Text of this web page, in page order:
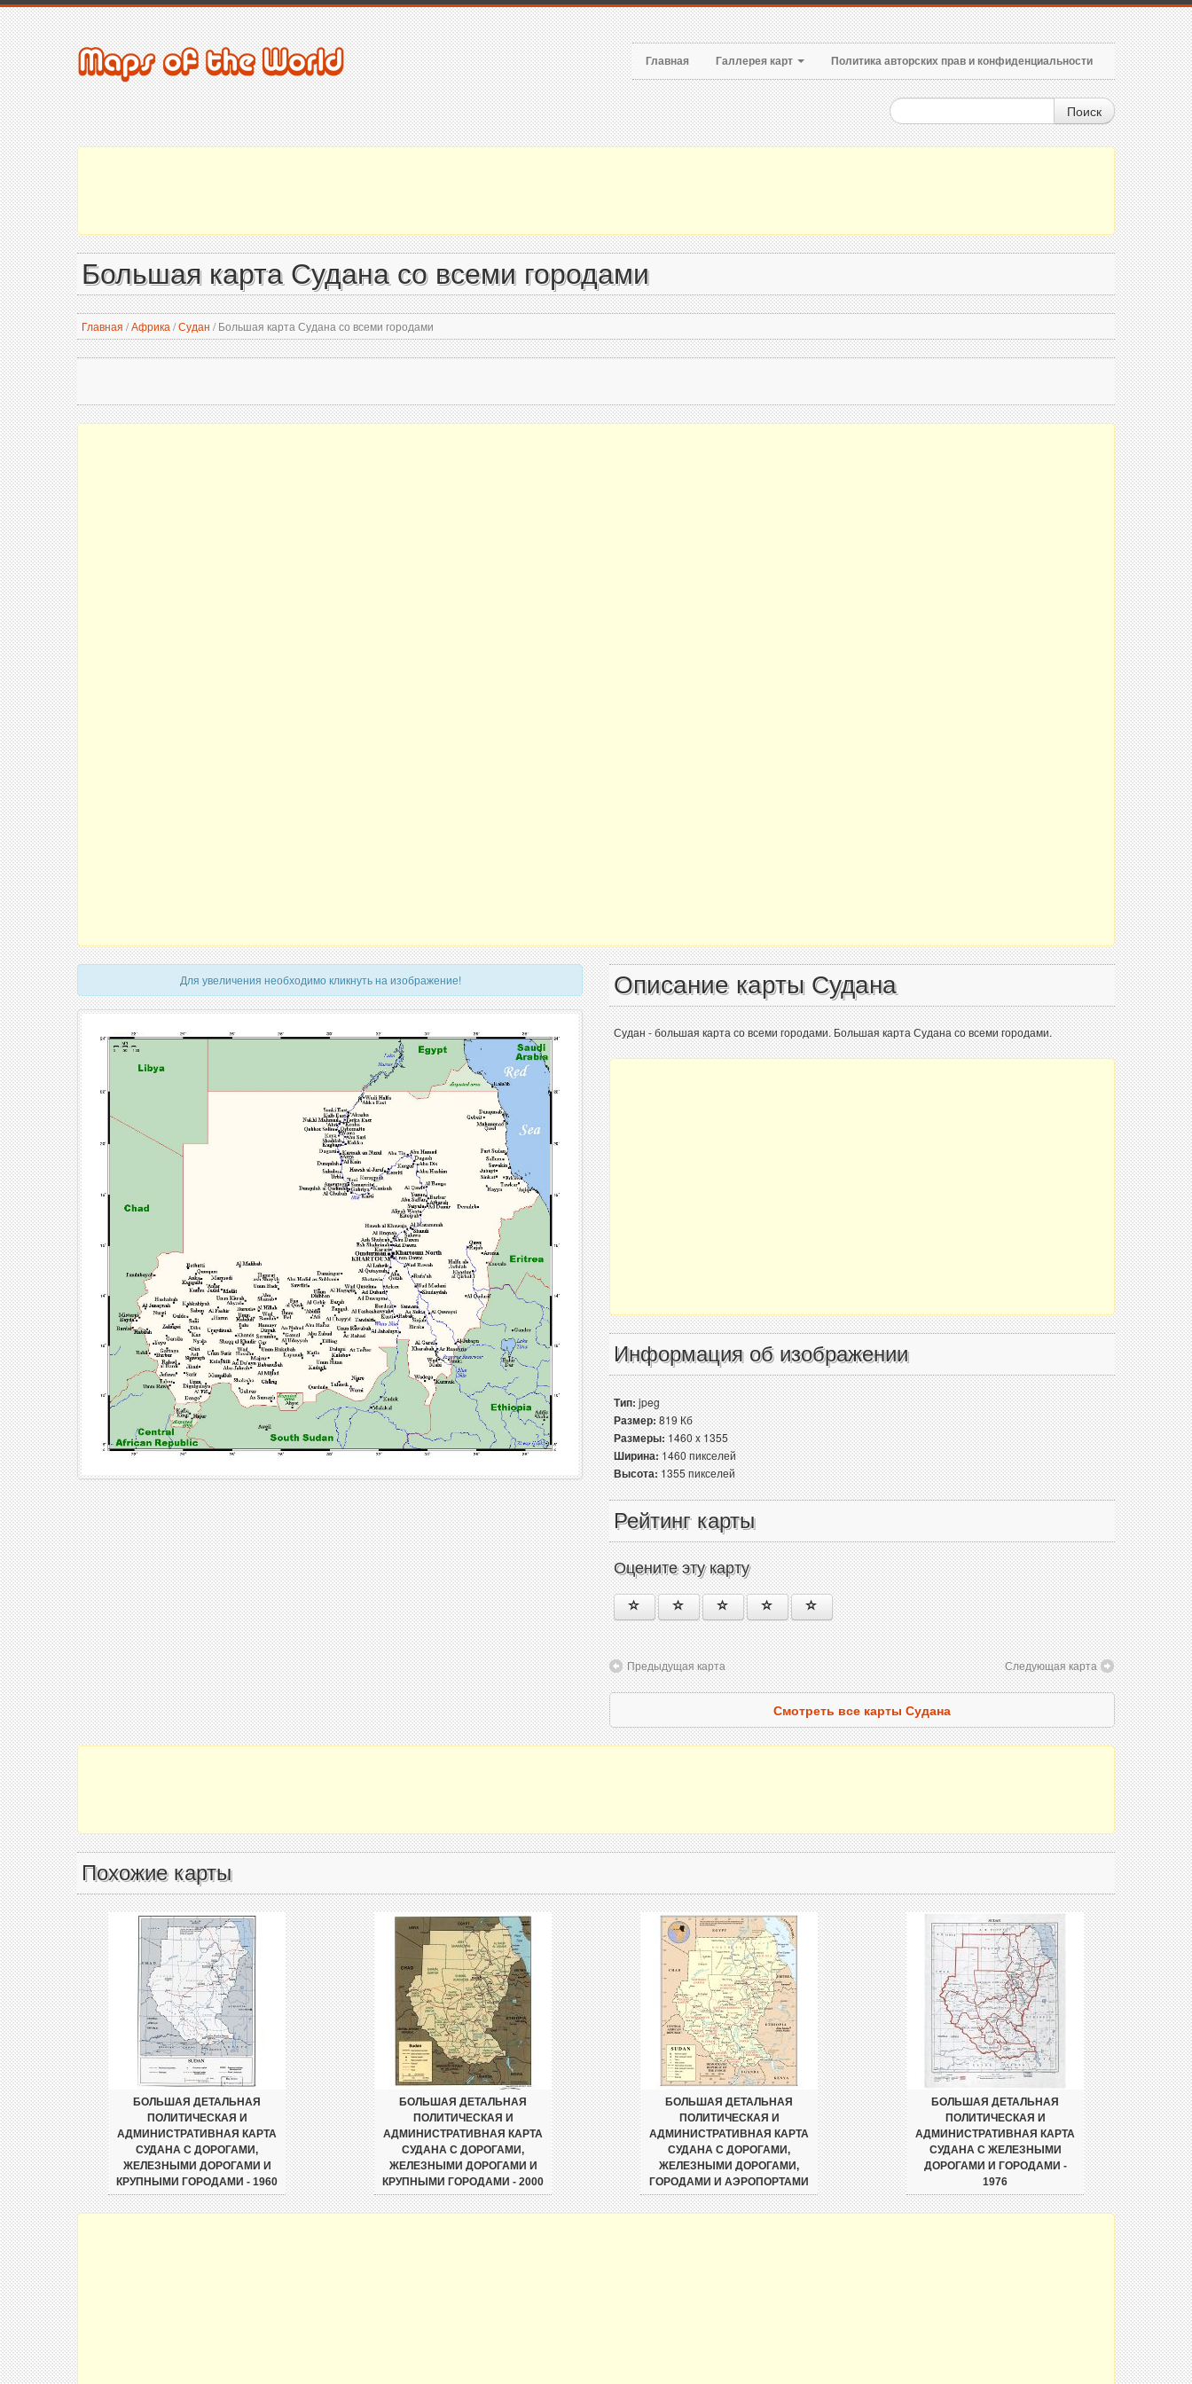
Главная Галлерея карт Политика авторских прав и конфиденциальности
Поиск
Большая карта Судана со всеми городами
Главная /Африка /Судан /Большая карта Судана со всеми городами
Для увеличения необходимо кликнуть на изображение! Описание карты Судана
Судан - большая карта со всеми городами. Большая карта Судана со всеми городами.
Информация об изображении
Тип:jpeg
Размер:819 Кб
Размеры:1460 x 1355
Ширина:1460 пикселей
Высота:1355 пикселей
Рейтинг карты
Оцените эту карту
Предыдущая карта Следующая карта
Смотреть все карты Судана
Похожие карты
БОЛЬШАЯ ДЕТАЛЬНАЯ
ПОЛИТИЧЕСКАЯ И
АДМИНИСТРАТИВНАЯ КАРТА
СУДАНА С ДОРОГАМИ,
ЖЕЛЕЗНЫМИ ДОРОГАМИ И
КРУПНЫМИ ГОРОДАМИ - 1960
БОЛЬШАЯ ДЕТАЛЬНАЯ
ПОЛИТИЧЕСКАЯ И
АДМИНИСТРАТИВНАЯ КАРТА
СУДАНА С ДОРОГАМИ,
ЖЕЛЕЗНЫМИ ДОРОГАМИ И
КРУПНЫМИ ГОРОДАМИ - 2000
БОЛЬШАЯ ДЕТАЛЬНАЯ
ПОЛИТИЧЕСКАЯ И
АДМИНИСТРАТИВНАЯ КАРТА
СУДАНА С ДОРОГАМИ,
ЖЕЛЕЗНЫМИ ДОРОГАМИ,
ГОРОДАМИ И АЭРОПОРТАМИ
БОЛЬШАЯ ДЕТАЛЬНАЯ
ПОЛИТИЧЕСКАЯ И
АДМИНИСТРАТИВНАЯ КАРТА
СУДАНА С ЖЕЛЕЗНЫМИ
ДОРОГАМИ И ГОРОДАМИ -
1976